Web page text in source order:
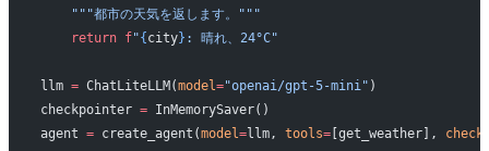
    """都市の天気を返します。"""
    return
f"{ city} : 晴れ、24°C"
llm = ChatLiteLLM(model="openai/gpt-5-mini" )
checkpointer = InMemorySaver()
agent = create_agent(model=llm, tools=[get_weather],